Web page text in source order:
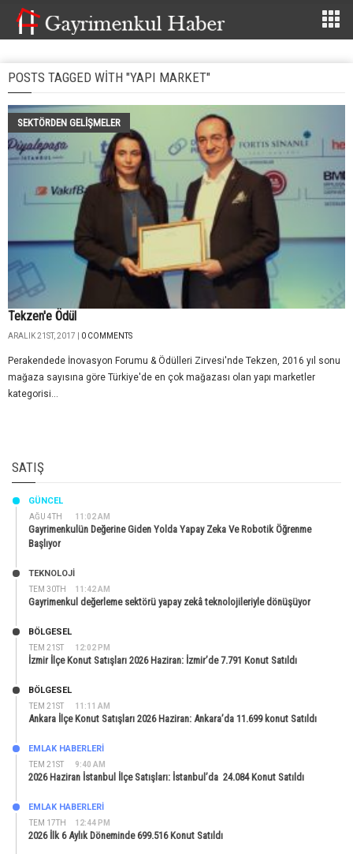
POSTS TAGGED WITH "YAPI MARKET"
SEKTÖRDEN GELIŞMELER
Tekzen'e Ödül
ARALIK 21ST, 2017 | 0 COMMENTS
Perakendede İnovasyon Forumu & Ödülleri Zirvesi'nde Tekzen, 2016 yıl sonu
mağaza sayısına göre Türkiye'de en çok mağazası olan yapı marketler
kategorisi...
SATIŞ
AĞU 4TH 11:02 AM
GÜNCEL
Gayrimenkulün Değerine Giden Yolda Yapay Zeka Ve Robotik Öğrenme
Başlıyor
TEM 30TH 11:42 AM
TEKNOLOJİ
Gayrimenkul değerleme sektörü yapay zekâ teknolojileriyle dönüşüyor
TEM 21ST 12:02 PM
BÖLGESEL
İzmir İlçe Konut Satışları 2026 Haziran: İzmir’de 7.791 Konut Satıldı
TEM 21ST 11:11 AM
BÖLGESEL
Ankara İlçe Konut Satışları 2026 Haziran: Ankara’da 11.699 konut Satıldı
TEM 21ST 9:40 AM
EMLAK HABERLERI
2026 Haziran İstanbul İlçe Satışları: İstanbul’da 24.084 Konut Satıldı
TEM 17TH 12:44 PM
EMLAK HABERLERI
2026 İlk 6 Aylık Döneminde 699.516 Konut Satıldı